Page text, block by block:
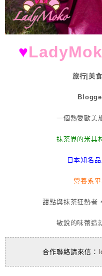
♥
旅行|美
一個熱愛歐美
抹茶界的米其
日本知名
營養系
甜點與抹茶狂熱者
敏銳的味蕾造
合作聯絡請來信：